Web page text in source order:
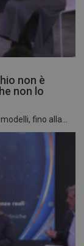
non è
non lo
fino alla...